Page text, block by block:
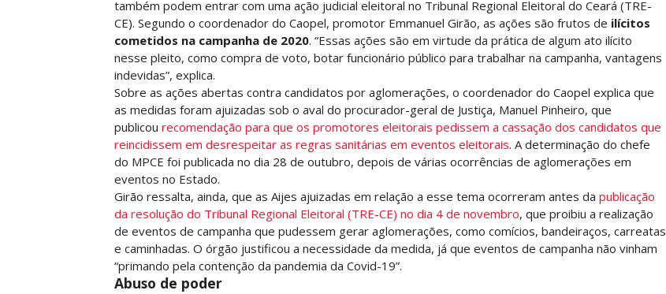
também podem entrar com uma ação judicial eleitoral no Tribunal Regional Eleitoral do Ceará (TRE-
CE). Segundo o coordenador do Caopel, promotor Emmanuel Girão, as ações são frutos de ilícitos
cometidos na campanha de 2020. “Essas ações são em virtude da prática de algum ato ilícito
nesse pleito, como compra de voto, botar funcionário público para trabalhar na campanha, vantagens
indevidas”, explica.
Sobre as ações abertas contra candidatos por aglomerações, o coordenador do Caopel explica que
as medidas foram ajuizadas sob o aval do procurador-geral de Justiça, Manuel Pinheiro, que
publicou recomendação para que os promotores eleitorais pedissem a cassação dos candidatos que
reincidissem em desrespeitar as regras sanitárias em eventos eleitorais. A determinação do chefe
do MPCE foi publicada no dia 28 de outubro, depois de várias ocorrências de aglomerações em
eventos no Estado.
Girão ressalta, ainda, que as Aijes ajuizadas em relação a esse tema ocorreram antes da publicação
da resolução do Tribunal Regional Eleitoral (TRE-CE) no dia 4 de novembro, que proibiu a realização
de eventos de campanha que pudessem gerar aglomerações, como comícios, bandeiraços, carreatas
e caminhadas. O órgão justificou a necessidade da medida, já que eventos de campanha não vinham
“primando pela contenção da pandemia da Covid-19”.
Abuso de poder